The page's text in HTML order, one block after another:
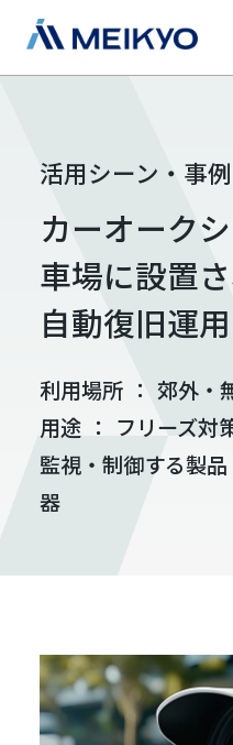
活用シーン・事例
カーオーク
車場に設置
自動復旧運用
利用場所 ： 郊外・
用途 ： フリーズ対
監視・制御する製品
器